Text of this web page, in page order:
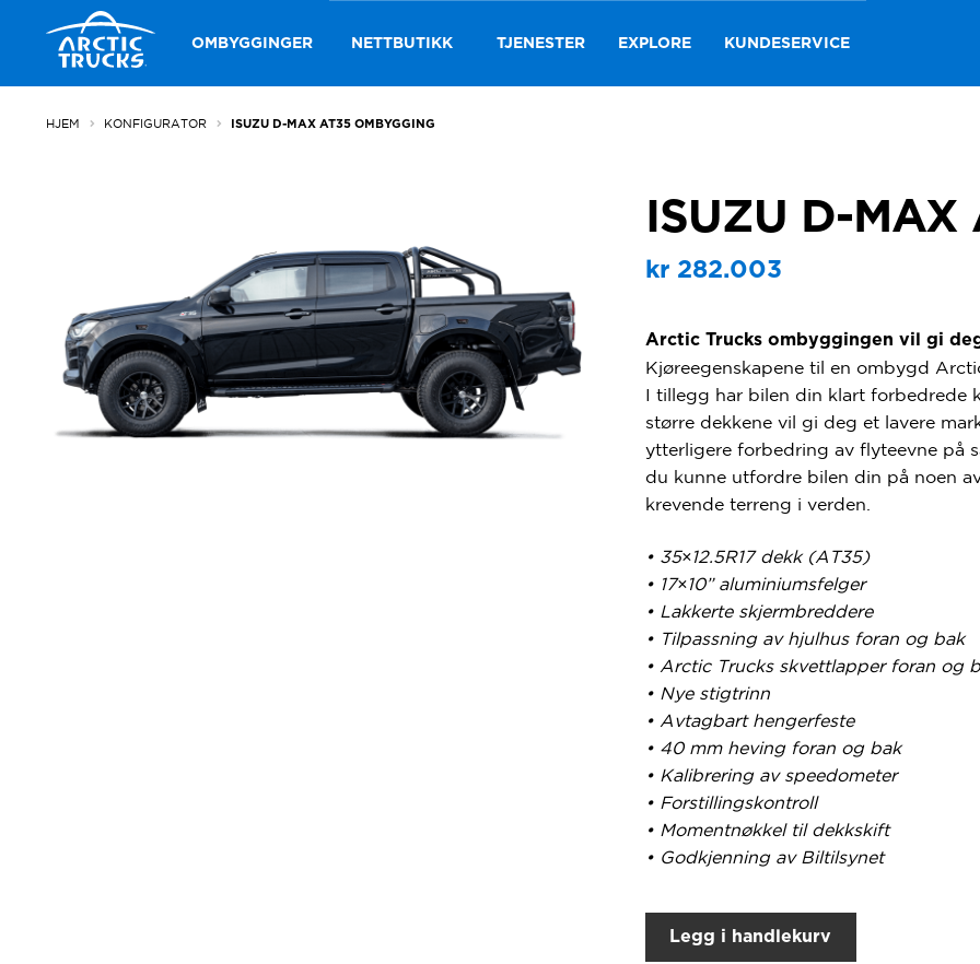
Hopp
til
navigasjon
Hopp
til
innhold
OMBYGGINGER NETTBUTIKK TJENESTER EXPLORE KUNDESERVICE
HJEM KONFIGURATOR ISUZU D-MAX AT35 OMBYGGING
ISUZU D-MAX
kr282.003
Arctic Trucks ombyggingen vil gi
Kjøreegenskapene til en ombygd
I tillegg har bilen din klart forbedrede
større dekkene vil gi deg et lavere
ytterligere forbedring av flyteevne på
du kunne utfordre bilen din på noen
krevende terreng i verden.
• 35×12.5R17 dekk (AT35)
• 17×10” aluminiumsfelger
• Lakkerte skjermbreddere
• Tilpassning av hjulhus foran og bak
• Arctic Trucks skvettlapper foran og
• Nye stigtrinn
• Avtagbart hengerfeste
• 40 mm heving foran og bak
• Kalibrering av speedometer
• Forstillingskontroll
• Momentnøkkel til dekkskift
• Godkjenning av Biltilsynet
Legg i handlekurv